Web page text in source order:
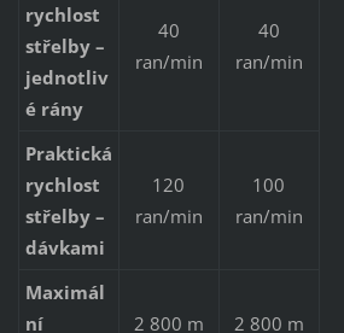
rychlost
střelby –
jednotliv
é rány
40
ran/min
40
ran/min
Praktická
rychlost
střelby –
dávkami
120
ran/min
100
ran/min
Maximál
ní
2 800 m 2 800 m